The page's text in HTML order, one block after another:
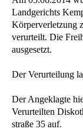
Landgerichts
Körperverletzung
verurteilt. Die
ausgesetzt.
Der Verurteilung
Der Angeklagte
Verurteilten
straße 35 auf.